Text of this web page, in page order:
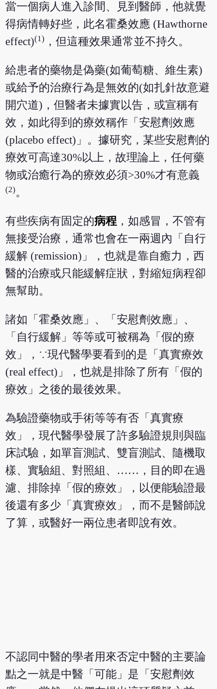
當一個病人進入診間、見到醫師，他就覺
得病情轉好些，此名霍桑效應 (Hawthorne
effect)(1) ，但這種效果通常並不持久。
給患者的藥物是偽藥(如葡萄糖、維生素)
或給予的治療行為是無效的(如扎針故意避
開穴道)，但醫者未據實以告，或宣稱有
效，如此得到的療效稱作「安慰劑效應
(placebo effect)」。據研究，某些安慰劑的
療效可高達30%以上，故理論上，任何藥
物或治癒行為的療效必須>30%才有意義
(2)。
有些疾病有固定的病程 ，如感冒，不管有
無接受治療，通常也會在一兩週內「自行
緩解 (remission)」，也就是靠自癒力，西
醫的治療或只能緩解症狀，對縮短病程卻
無幫助。
諸如「霍桑效應」、「安慰劑效應」、
「自行緩解」等等或可被稱為「假的療
效」，∵現代醫學要看到的是「真實療效
(real effect)」，也就是排除了所有「假的
療效」之後的最後效果。
為驗證藥物或手術等等有否「真實療
效」，現代醫學發展了許多驗證規則與臨
床試驗，如單盲測試、雙盲測試、隨機取
樣、實驗組、對照組、……，目的即在過
濾、排除掉「假的療效」，以便能驗證最
後還有多少「真實療效」，而不是醫師說
了算，或醫好一兩位患者即說有效。
不認同中醫的學者用來否定中醫的主要論
點之一就是中醫「可能」是「安慰劑效